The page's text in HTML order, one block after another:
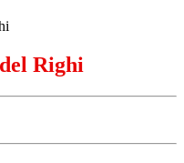
Righi